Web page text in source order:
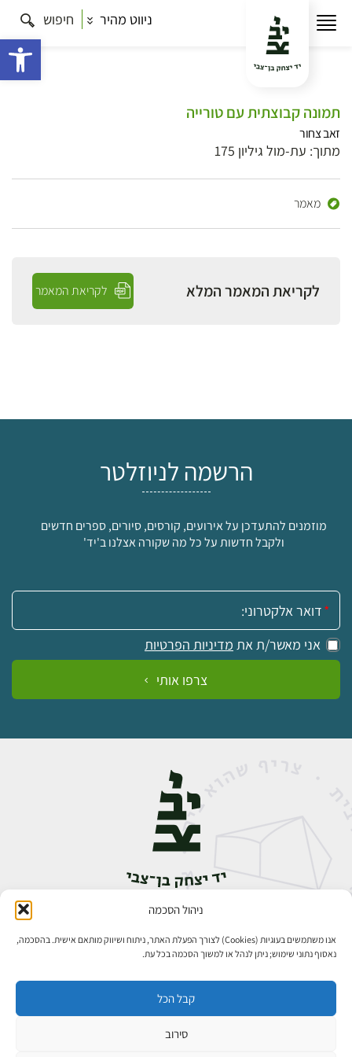
ניהול הסכמה
אנו משתמשים בעוגיות (Cookies) לצורך הפעלת האתר, ניתוח ושיווק מותאם אישית. בהסכמה,
נאסוף נתוני שימוש; ניתן לנהל או למשוך הסכמה בכל עת.
קבל הכל
סירוב
ניווט מהיר חיפוש
תמונה קבוצתית עם טורייה
זאב צחור
מתוך: עת-מול גיליון 175
מאמר
לקריאת המאמר המלא לקריאת המאמר
הרשמה לניוזלטר
מוזמנים להתעדכן על אירועים, קורסים, סיורים, ספרים חדשים
ולקבל חדשות על כל מה שקורה אצלנו ב'יד'
אימייל:
אני מאשר/ת את מדיניות הפרטיות
צרפו אותי
אבן גבירול 14, רחביה, ירושלים